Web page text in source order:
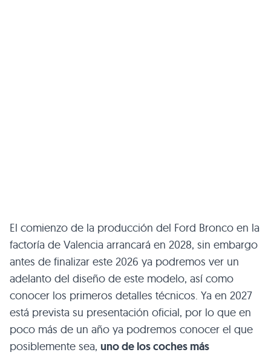
El comienzo de la producción del Ford Bronco en la
factoría de Valencia arrancará en 2028, sin embargo
antes de finalizar este 2026 ya podremos ver un
adelanto del diseño de este modelo, así como
conocer los primeros detalles técnicos. Ya en 2027
está prevista su presentación oficial, por lo que en
poco más de un año ya podremos conocer el que
posiblemente sea, uno de los coches más